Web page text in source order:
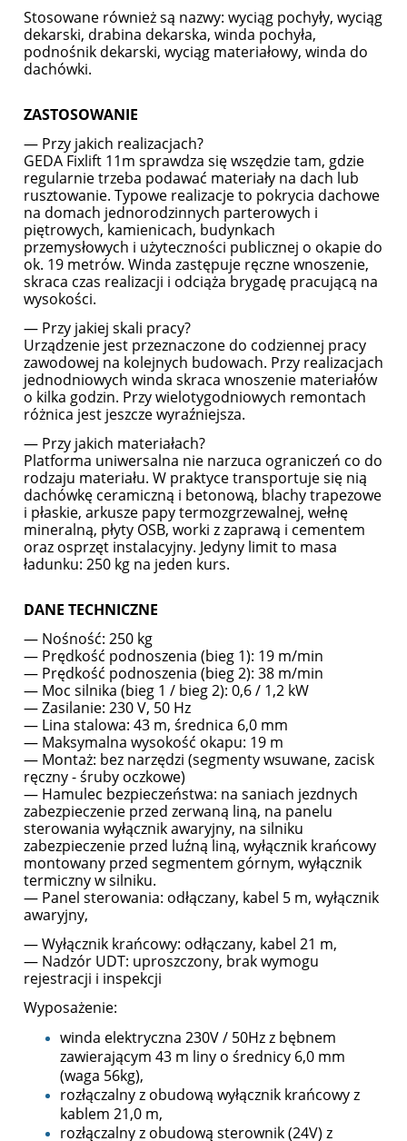
Stosowane również są nazwy: wyciąg pochyły, wyciąg
dekarski, drabina dekarska, winda pochyła,
podnośnik dekarski, wyciąg materiałowy, winda do
dachówki.
ZASTOSOWANIE
— Przy jakich realizacjach?
GEDA Fixlift 11m sprawdza się wszędzie tam, gdzie
regularnie trzeba podawać materiały na dach lub
rusztowanie. Typowe realizacje to pokrycia dachowe
na domach jednorodzinnych parterowych i
piętrowych, kamienicach, budynkach
przemysłowych i użyteczności publicznej o okapie do
ok. 19 metrów. Winda zastępuje ręczne wnoszenie,
skraca czas realizacji i odciąża brygadę pracującą na
wysokości.
— Przy jakiej skali pracy?
Urządzenie jest przeznaczone do codziennej pracy
zawodowej na kolejnych budowach. Przy realizacjach
jednodniowych winda skraca wnoszenie materiałów
o kilka godzin. Przy wielotygodniowych remontach
różnica jest jeszcze wyraźniejsza.
— Przy jakich materiałach?
Platforma uniwersalna nie narzuca ograniczeń co do
rodzaju materiału. W praktyce transportuje się nią
dachówkę ceramiczną i betonową, blachy trapezowe
i płaskie, arkusze papy termozgrzewalnej, wełnę
mineralną, płyty OSB, worki z zaprawą i cementem
oraz osprzęt instalacyjny. Jedyny limit to masa
ładunku: 250 kg na jeden kurs.
DANE TECHNICZNE
— Nośność: 250 kg
— Prędkość podnoszenia (bieg 1): 19 m/min
— Prędkość podnoszenia (bieg 2): 38 m/min
— Moc silnika (bieg 1 / bieg 2): 0,6 / 1,2 kW
— Zasilanie: 230 V, 50 Hz
— Lina stalowa: 43 m, średnica 6,0 mm
— Maksymalna wysokość okapu: 19 m
— Montaż: bez narzędzi (segmenty wsuwane, zacisk
ręczny - śruby oczkowe)
— Hamulec bezpieczeństwa: na saniach jezdnych
zabezpieczenie przed zerwaną liną, na panelu
sterowania wyłącznik awaryjny, na silniku
zabezpieczenie przed luźną liną, wyłącznik krańcowy
montowany przed segmentem górnym, wyłącznik
termiczny w silniku.
— Panel sterowania: odłączany, kabel 5 m, wyłącznik
awaryjny,
— Wyłącznik krańcowy: odłączany, kabel 21 m,
— Nadzór UDT: uproszczony, brak wymogu
rejestracji i inspekcji
Wyposażenie:
winda elektryczna 230V / 50Hz z bębnem
zawierającym 43 m liny o średnicy 6,0 mm
(waga 56kg),
rozłączalny z obudową wyłącznik krańcowy z
kablem 21,0 m,
rozłączalny z obudową sterownik (24V) z